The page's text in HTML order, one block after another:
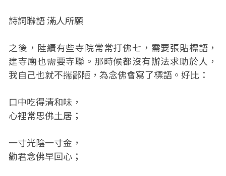
詩詞聯語 滿人所願
之後，陸續有些寺院常常打佛七，需要張貼標語，
建寺廟也需要寺聯。那時候都沒有辦法求助於人，
我自己也就不揣鄙陋，為念佛會寫了標語。好比：
口中吃得清和味，
心裡常思佛土居；
一寸光陰一寸金，
勸君念佛早回心；